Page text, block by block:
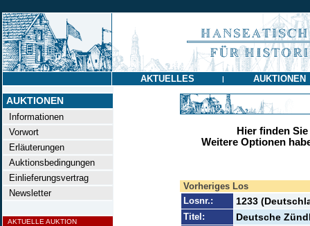
AKTUELLES | AUKTIONEN
AUKTIONEN
Informationen
Vorwort
Erläuterungen
Auktionsbedingungen
Einlieferungsvertrag
Newsletter
AKTUELLE AUKTION
Hier finden
Weitere Optionen
Vorheriges Los
Losnr.:
1233
Titel: Deutsche